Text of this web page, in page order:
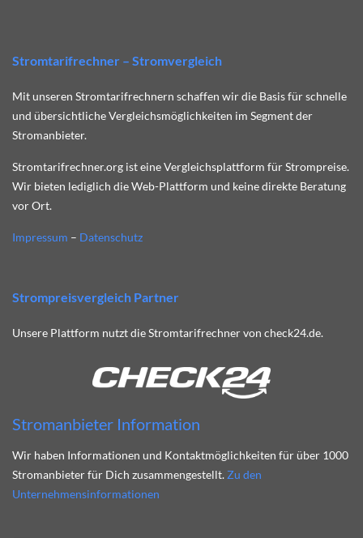
Stromtarifrechner – Stromvergleich
Mit unseren Stromtarifrechnern schaffen wir die Basis für schnelle
und übersichtliche Vergleichsmöglichkeiten im Segment der
Stromanbieter.
Stromtarifrechner.org ist eine Vergleichsplattform für Strompreise.
Wir bieten lediglich die Web-Plattform und keine direkte Beratung
vor Ort.
Impressum – Datenschutz
Strompreisvergleich Partner
Unsere Plattform nutzt die Stromtarifrechner von check24.de.
Stromanbieter Information
Wir haben Informationen und Kontaktmöglichkeiten für über 1000
Stromanbieter für Dich zusammengestellt. Zu den
Unternehmensinformationen